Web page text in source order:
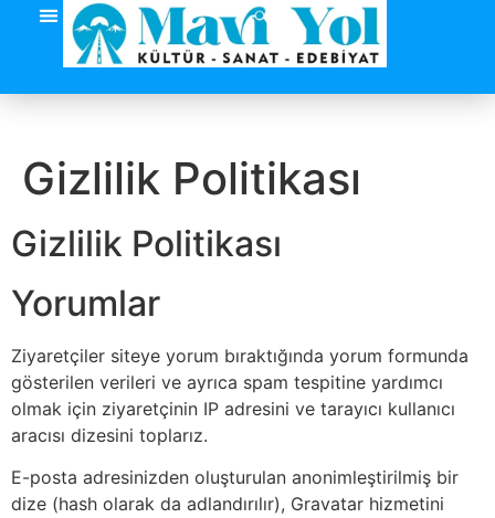
Gizlilik Politikası
Gizlilik Politikası
Yorumlar
Ziyaretçiler siteye yorum bıraktığında yorum formunda
gösterilen verileri ve ayrıca spam tespitine yardımcı
olmak için ziyaretçinin IP adresini ve tarayıcı kullanıcı
aracısı dizesini toplarız.
E-posta adresinizden oluşturulan anonimleştirilmiş bir
dize (hash olarak da adlandırılır), Gravatar hizmetini